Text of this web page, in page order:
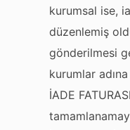
kurumsal ise,
düzenlemiş
gönderilmesi
kurumlar
İADE